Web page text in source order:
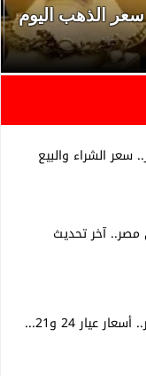
جنيه.. سعر الذهب اليوم
سعر الشراء والبيع
مصر.. آخر تحديث
عيار 24 و21...